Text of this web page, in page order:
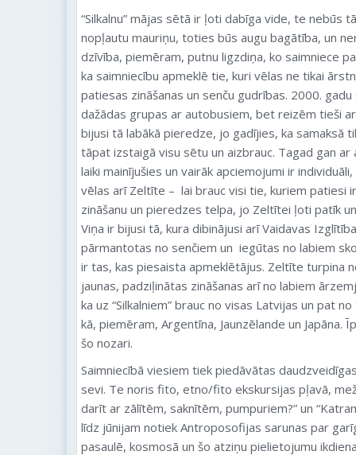
“Silkalnu” mājas sētā ir ļoti dabīga vide, te nebūs
nopļautu mauriņu, toties būs augu bagātība, un
dzīvība, piemēram, putnu ligzdiņa, ko saimniece
ka saimniecību apmeklē tie, kuri vēlas ne tikai
patiesas zināšanas un senču gudrības. 2000.
dažādas grupas ar autobusiem, bet reizēm tieši
bijusi tā labākā pieredze, jo gadījies, ka samaksā
tāpat izstaigā visu sētu un aizbrauc. Tagad gan
laiki mainījušies un vairāk apciemojumi ir
vēlas arī Zeltīte – lai brauc visi tie, kuriem patiesi
zināšanu un pieredzes telpa, jo Zeltītei ļoti patīk
Viņa ir bijusi tā, kura dibinājusi arī Vaidavas
pārmantotas no senčiem un iegūtas no labiem
ir tas, kas piesaista apmeklētājus. Zeltīte turpina
jaunas, padziļinātas zināšanas arī no labiem
ka uz “Silkalniem” brauc no visas Latvijas un pat
kā, piemēram, Argentīna, Jaunzēlande un
šo nozari.
Saimniecībā viesiem tiek piedāvātas
sevi. Te noris fito, etno/fito ekskursijas pļavā,
darīt ar zālītēm, saknītēm, pumpuriem?” un
līdz jūnijam notiek Antroposofijas sarunas par
pasaulē, kosmosā un šo atziņu pielietojumu